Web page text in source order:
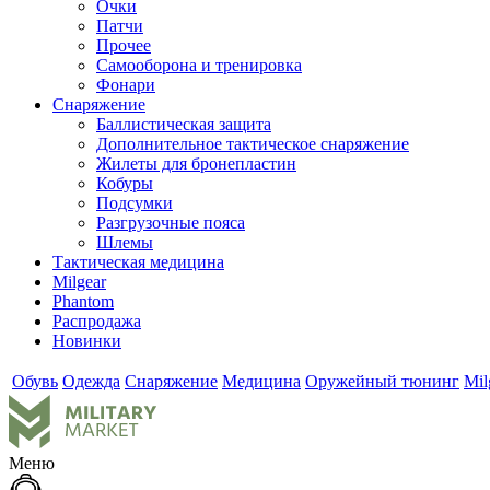
Очки
Патчи
Прочее
Самооборона и тренировка
Фонари
Снаряжение
Баллистическая защита
Дополнительное тактическое снаряжение
Жилеты для бронепластин
Кобуры
Подсумки
Разгрузочные пояса
Шлемы
Тактическая медицина
Milgear
Phantom
Распродажа
Новинки
Обувь Одежда Снаряжение Медицина Оружейный тюнинг
Меню